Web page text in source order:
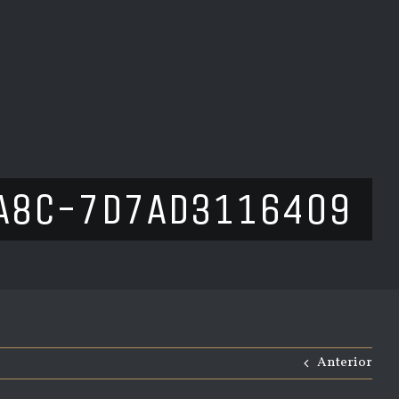
7D7AD3116409
Anterior